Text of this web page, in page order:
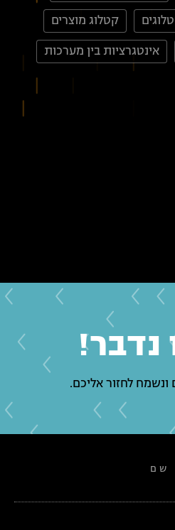
קטלוג מוצרים
אינטגרציות בין מערכות
שם
נדבר!
ונשמח לחזור אליכם.